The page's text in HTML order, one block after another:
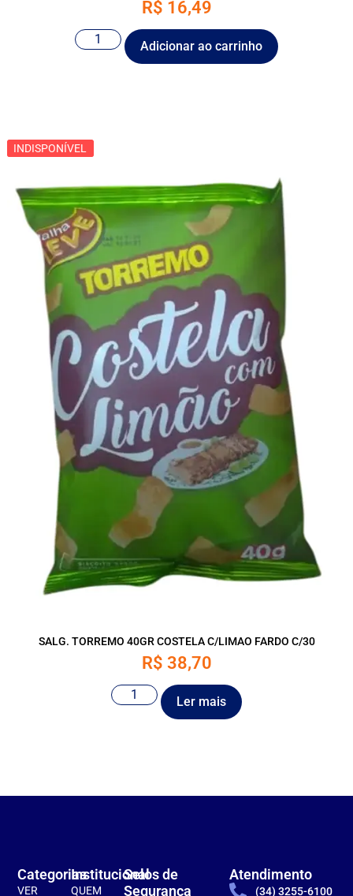
R$ 16,49
Adicionar ao carrinho
INDISPONÍVEL
INDISPONÍVEL
SALG. TORREMO 40GR COSTELA C/LIMAO FARDO C/30
R$ 38,70
Ler mais
Institucional
QUEM
Categorias
VER
Atendimento
(34) 3255-6100
Selos de
Segurança